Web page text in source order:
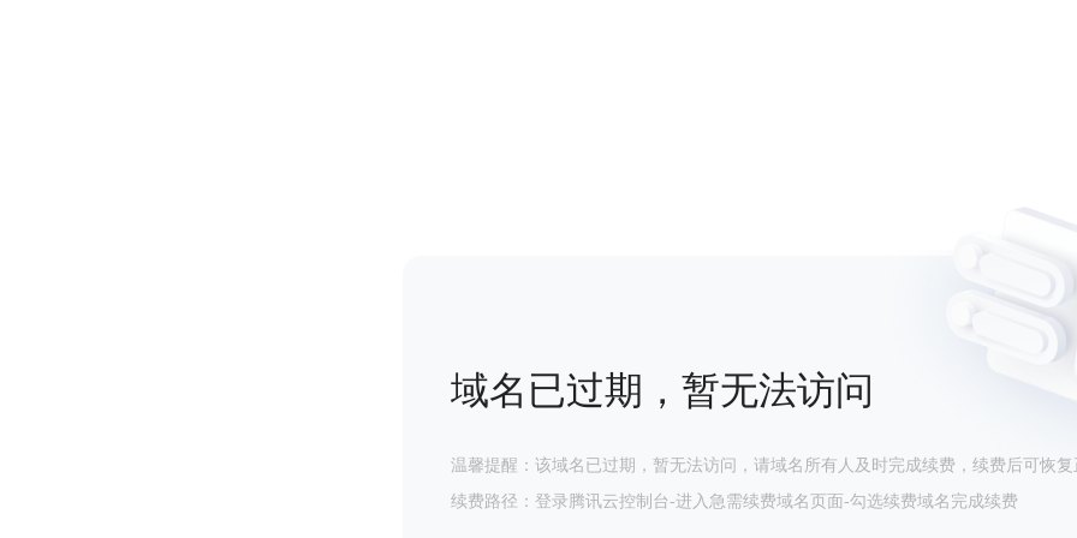
域名已过期，暂无法访问
温馨提醒：该域名已过期，暂无法访问，请域名所有人及时完成续费，续费后可恢复
续费路径：登录腾讯云控制台-进入急需续费域名页面-勾选续费域名完成续费